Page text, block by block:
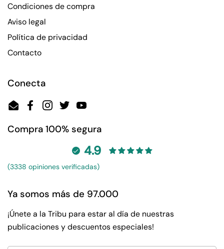
Condiciones de compra
Aviso legal
Política de privacidad
Contacto
Conecta
EmailFacebookInstagram
TwitterYouTube
Compra 100% segura
4.9
(3338 opiniones verificadas)
Ya somos más de 97.000
¡Únete a la Tribu para estar al día de nuestras
publicaciones y descuentos especiales!